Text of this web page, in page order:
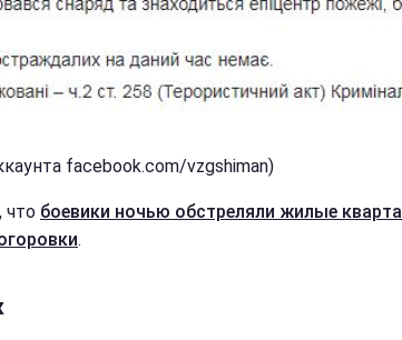
facebook.com/vzgshiman)
что боевики ночью обстреляли жилые
.